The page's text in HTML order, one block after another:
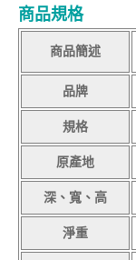
商品規格
商品簡述
品牌
規格
原產地
深、寬、高
淨重